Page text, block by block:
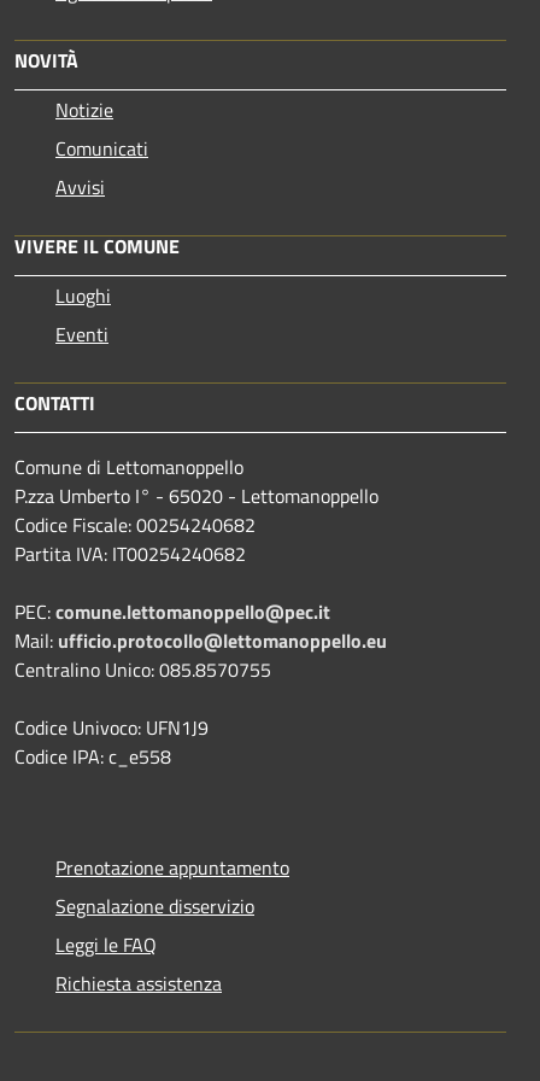
NOVITÀ
Notizie
Comunicati
Avvisi
VIVERE IL COMUNE
Luoghi
Eventi
CONTATTI
Comune di Lettomanoppello
P.zza Umberto I° - 65020 - Lettomanoppello
Codice Fiscale: 00254240682
Partita IVA: IT00254240682
PEC:comune.lettomanoppello@pec.it
Mail: ufficio.protocollo@lettomanoppello.eu
Centralino Unico: 085.8570755
Codice Univoco: UFN1J9
Codice IPA: c_e558
Prenotazione appuntamento
Segnalazione disservizio
Leggi le FAQ
Richiesta assistenza